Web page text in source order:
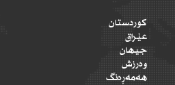
کوردستان
عێراق
جیهان
وەرزش
هەمەڕەنگ